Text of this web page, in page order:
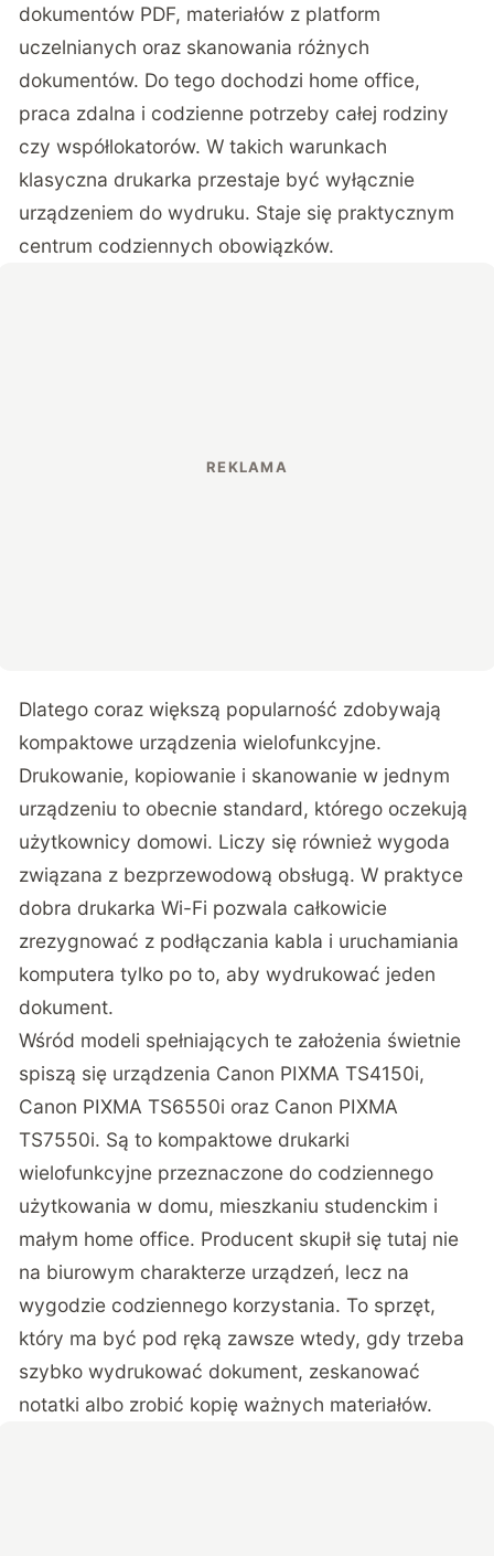
dokumentów PDF, materiałów z platform
uczelnianych oraz skanowania różnych
dokumentów. Do tego dochodzi home office,
praca zdalna i codzienne potrzeby całej rodziny
czy współlokatorów. W takich warunkach
klasyczna drukarka przestaje być wyłącznie
urządzeniem do wydruku. Staje się praktycznym
centrum codziennych obowiązków.
Dlatego coraz większą popularność zdobywają
kompaktowe urządzenia wielofunkcyjne.
Drukowanie, kopiowanie i skanowanie w jednym
urządzeniu to obecnie standard, którego oczekują
użytkownicy domowi. Liczy się również wygoda
związana z bezprzewodową obsługą. W praktyce
dobra drukarka Wi-Fi pozwala całkowicie
zrezygnować z podłączania kabla i uruchamiania
komputera tylko po to, aby wydrukować jeden
dokument.
Wśród modeli spełniających te założenia świetnie
spiszą się urządzenia Canon PIXMA TS4150i,
Canon PIXMA TS6550i oraz Canon PIXMA
TS7550i. Są to kompaktowe drukarki
wielofunkcyjne przeznaczone do codziennego
użytkowania w domu, mieszkaniu studenckim i
małym home office. Producent skupił się tutaj nie
na biurowym charakterze urządzeń, lecz na
wygodzie codziennego korzystania. To sprzęt,
który ma być pod ręką zawsze wtedy, gdy trzeba
szybko wydrukować dokument, zeskanować
notatki albo zrobić kopię ważnych materiałów.